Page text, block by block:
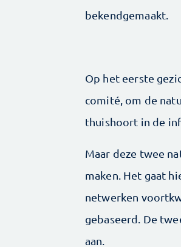
bekendgemaakt.
Op het eerste
comité, om de
thuishoort in de
Maar deze twee
maken. Het gaat
netwerken
gebaseerd. De
aan.